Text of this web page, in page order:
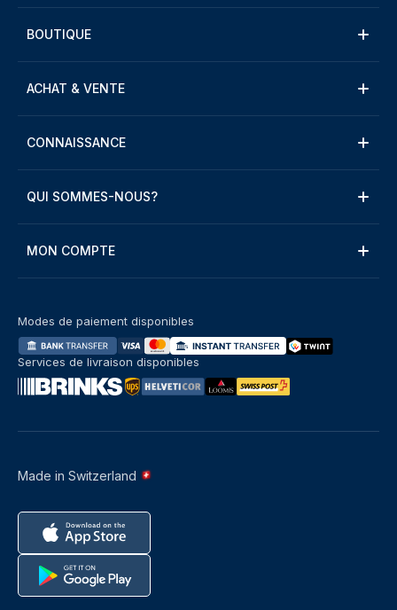
BOUTIQUE
ACHAT & VENTE
CONNAISSANCE
QUI SOMMES-NOUS?
MON COMPTE
Made in Switzerland
Modes de paiement disponibles
Services de livraison disponibles